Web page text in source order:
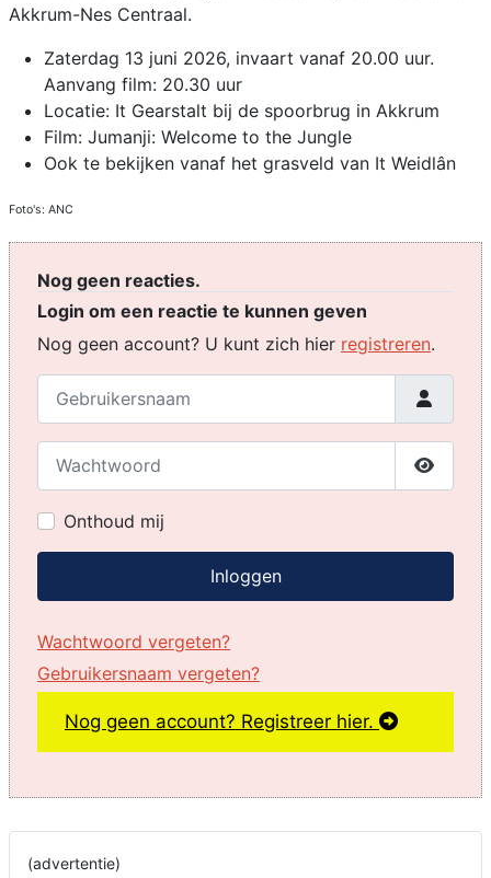
Akkrum-Nes Centraal.
Zaterdag 13 juni 2026, invaart vanaf 20.00 uur.
Aanvang film: 20.30 uur
Locatie: It Gearstalt bij de spoorbrug in Akkrum
Film: Jumanji: Welcome to the Jungle
Ook te bekijken vanaf het grasveld van It Weidlân
Foto's: ANC
Nog geen reacties.
Login om een reactie te kunnen geven
Nog geen account? U kunt zich hier registreren.
Toon
Onthoud mij
Inloggen
Wachtwoord vergeten?
Gebruikersnaam vergeten?
Nog geen account? Registreer hier.
(advertentie)